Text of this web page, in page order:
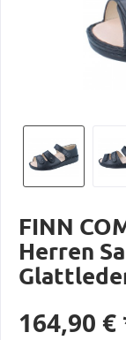
FINN
Herren
164,90 €